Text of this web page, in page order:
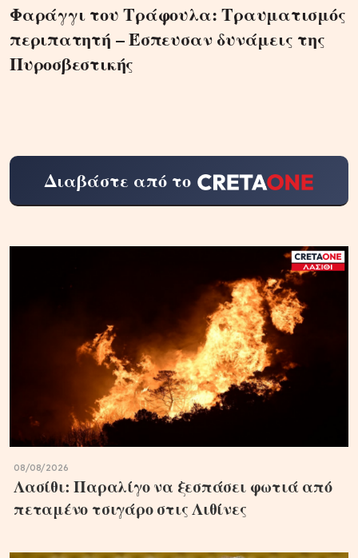
Φαράγγι του Τράφουλα: Τραυματισμός
περιπατητή – Έσπευσαν δυνάμεις της
Πυροσβεστικής
Διαβάστε από το
08/08/2026
Λασίθι: Παραλίγο να ξεσπάσει φωτιά από
πεταμένο τσιγάρο στις Λιθίνες